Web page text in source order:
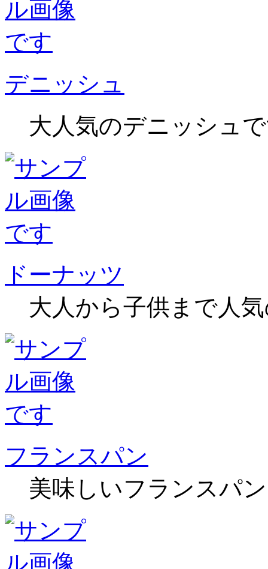
デニッシュ
大人気のデニッシュ
ドーナッツ
大人から子供まで人
フランスパン
美味しいフランスパ